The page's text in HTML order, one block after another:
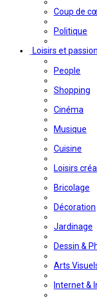
Coup de
Politique
Loisirs et
People
Shopping
Cinéma
Musique
Cuisine
Loisirs
Bricolage
Décoration
Jardinage
Dessin &
Arts
Internet &